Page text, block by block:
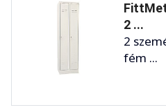
2 ...
2
fém ...